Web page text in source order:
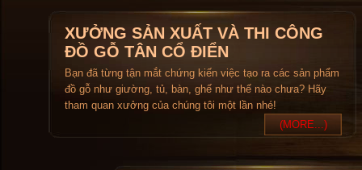
XƯỞNG SẢN XUẤT VÀ THI CÔNG
ĐỒ GỖ TÂN CỔ ĐIỂN
Bạn đã từng tận mắt chứng kiến việc tạo ra các sản phẩm
đồ gỗ như giường, tủ, bàn, ghế như thế nào chưa? Hãy
tham quan xưởng của chúng tôi một lần nhé!
(MORE...)